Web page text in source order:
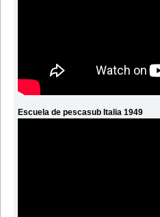
Escuela de pescasub Italia 1949